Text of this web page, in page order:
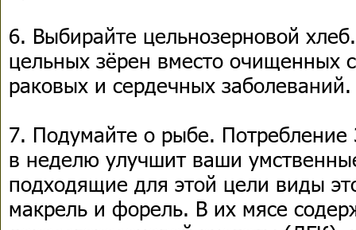
6. Выбирайте цельнозерновой
цельных зёрен вместо очищенных
раковых и сердечных заболеваний.
7. Подумайте о рыбе.
в неделю улучшит ваши
подходящие для этой цели виды
макрель и форель. В их мясе